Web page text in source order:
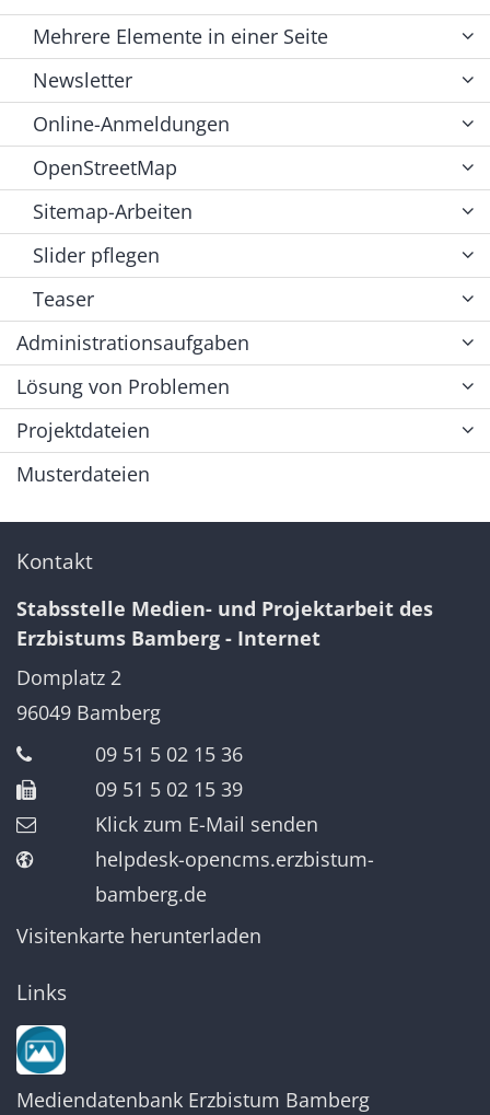
Mehrere Elemente in einer Seite
Newsletter
Online-Anmeldungen
OpenStreetMap
Sitemap-Arbeiten
Slider pflegen
Teaser
Administrationsaufgaben
Lösung von Problemen
Projektdateien
Musterdateien
Kontakt
Stabsstelle Medien- und Projektarbeit des
Erzbistums Bamberg - Internet
Domplatz 2
96049 Bamberg
09 51 5 02 15 36
09 51 5 02 15 39
Klick zum E-Mail senden
helpdesk-opencms.erzbistum-
bamberg.de
Visitenkarte herunterladen
Links
Mediendatenbank Erzbistum Bamberg